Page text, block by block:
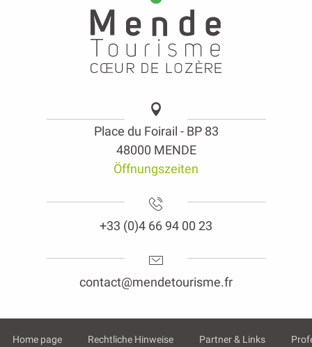
Place du Foirail - BP 83
48000 MENDE
Öffnungszeiten
+33 (0)4 66 94 00 23
contact@mendetourisme.fr
Home page Rechtliche Hinweise Partner & Links